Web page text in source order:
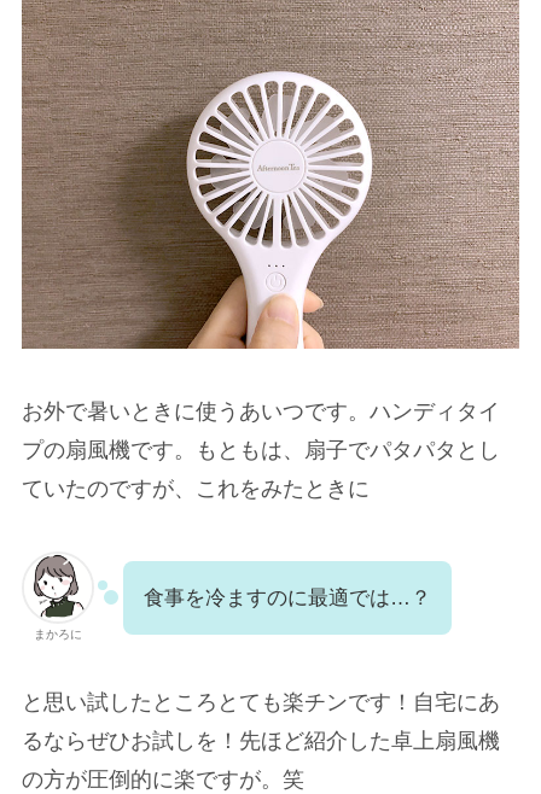
お外で暑いときに使うあいつです。ハンディタイ
プの扇風機です。もともは、扇子でパタパタとし
ていたのですが、これをみたときに
まかろに
食事を冷ますのに最適では…？
と思い試したところとても楽チンです！自宅にあ
るならぜひお試しを！先ほど紹介した卓上扇風機
の方が圧倒的に楽ですが。笑